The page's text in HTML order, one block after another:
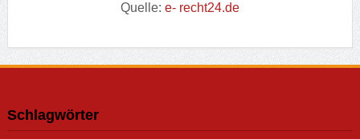
Quelle: e- recht24.de
Schlagwörter